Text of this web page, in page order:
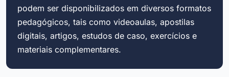
podem ser disponibilizados em diversos formatos
pedagógicos, tais como videoaulas, apostilas
digitais, artigos, estudos de caso, exercícios e
materiais complementares.